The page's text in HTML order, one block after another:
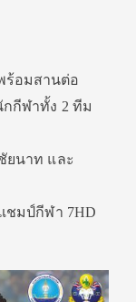
ร้อมสานต่อ
กีฬาทั้ง 2 ทีม
ยนาท และ
ชมป์กีฬา 7HD